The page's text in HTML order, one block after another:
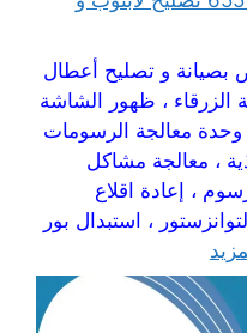
بصيانة و تصليح أعطال
الزرقاء ، ظهور الشاشة
معالجة الرسومات
، معالجة مشاكل
، إعادة اقلاع
، استبدال بور